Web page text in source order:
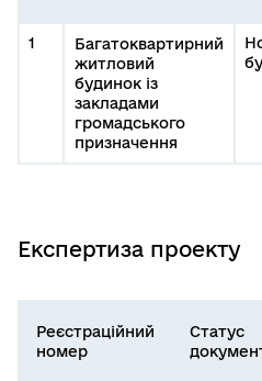
1
Багатоквартирний
житловий
будинок із
закладами
громадського
призначення
Експертиза проекту
Реєстраційний
номер
Статус